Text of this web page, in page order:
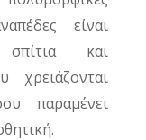
είναι
και
χρειάζονται
παραμένει